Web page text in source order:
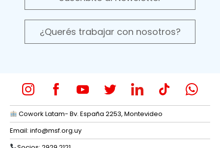
¿Querés trabajar con nosotros?
Cowork Latam- Bv. España 2253, Montevideo
Email: info@msf.org.uy